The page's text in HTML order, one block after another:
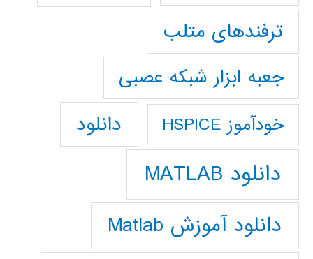
ترفندهای متلب
جعبه ابزار شبکه عصبی
خودآموز HSPICE دانلود
دانلود MATLAB
دانلود آموزش Matlab